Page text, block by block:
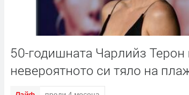
50-годишната Чарлийз Терон
невероятното си тяло на